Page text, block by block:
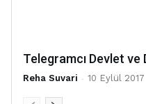
Telegramcı Devlet ve
Reha Suvari - 10 Eylül 2017